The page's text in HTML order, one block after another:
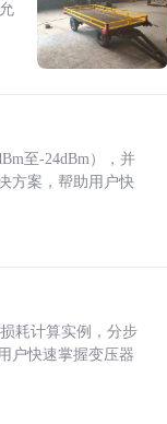
至-24dBm），并
方案，帮助用户快
耗计算实例，分步
户快速掌握变压器